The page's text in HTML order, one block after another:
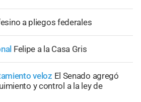
a pliegos federales
Felipe a la Casa Gris
veloz El Senado agregó
y control a la ley de